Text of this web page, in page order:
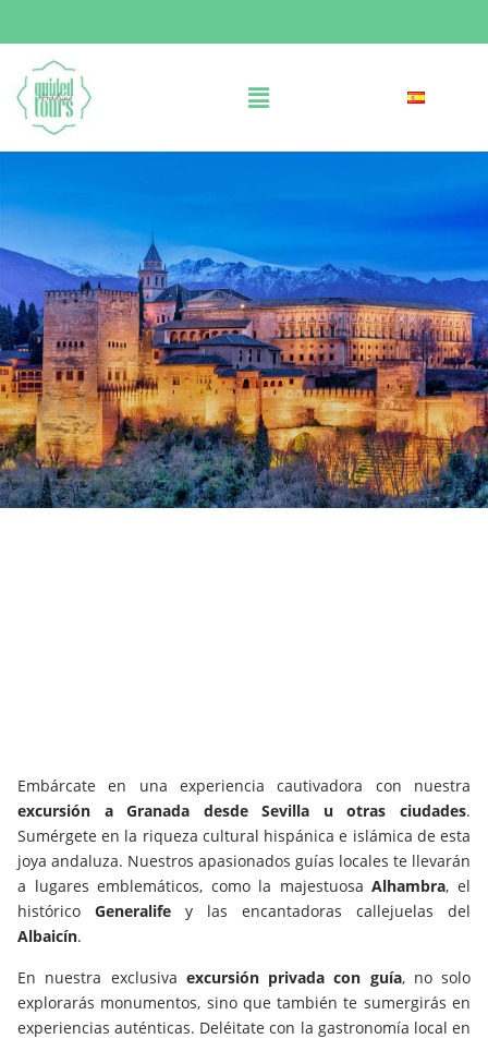
Embárcate en una experiencia cautivadora con nuestra
excursión a Granada desde Sevilla
u otras ciudades.
Sumérgete en la riqueza cultural hispánica e islámica de esta
joya andaluza. Nuestros apasionados guías locales te llevarán
a lugares emblemáticos, como la majestuosa Alhambra, el
histórico Generalife y las encantadoras callejuelas del
Albaicín.
En nuestra exclusiva excursión privada con guía, no solo
explorarás monumentos, sino que también te sumergirás en
experiencias auténticas. Deléitate con la gastronomía local en